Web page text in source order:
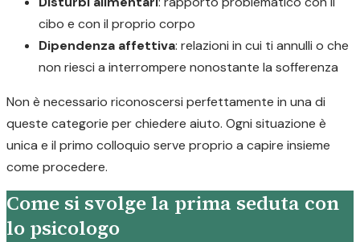
cibo e con il proprio corpo
Dipendenza affettiva: relazioni in cui ti annulli o che
non riesci a interrompere nonostante la sofferenza
Non è necessario riconoscersi perfettamente in una di
queste categorie per chiedere aiuto. Ogni situazione è
unica e il primo colloquio serve proprio a capire insieme
come procedere.
Come si svolge la prima seduta con
lo psicologo